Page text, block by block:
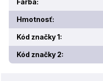
Farba:
Hmotnosť:
Kód značky 1:
Kód značky 2: